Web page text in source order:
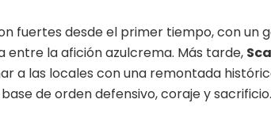
fuertes desde el primer tiempo, con un
entre la afición azulcrema. Más tarde,
a las locales con una remontada
de orden defensivo, coraje y sacrificio.